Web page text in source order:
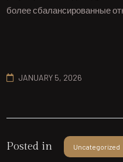
более сбалансированные
JANUARY 5, 2026
Posted in Uncategorized